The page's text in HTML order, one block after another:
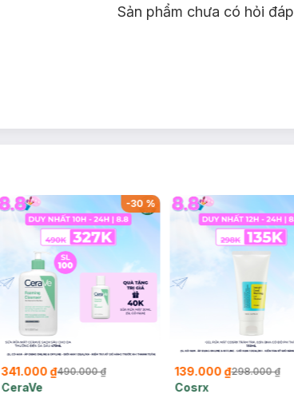
Sản phẩm chưa có hỏi đáp
-30 %
341.000 ₫490.000 ₫
CeraVe
139.000 ₫298.000 ₫
Cosrx